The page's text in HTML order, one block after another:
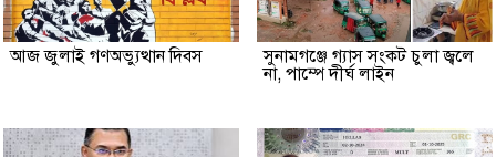
আজ জুলাই গণঅভ্যুত্থান দিবস
সুনামগঞ্জে গ্যাস সংকট চুলা জ্বলে
না, পাম্পে দীর্ঘ লাইন